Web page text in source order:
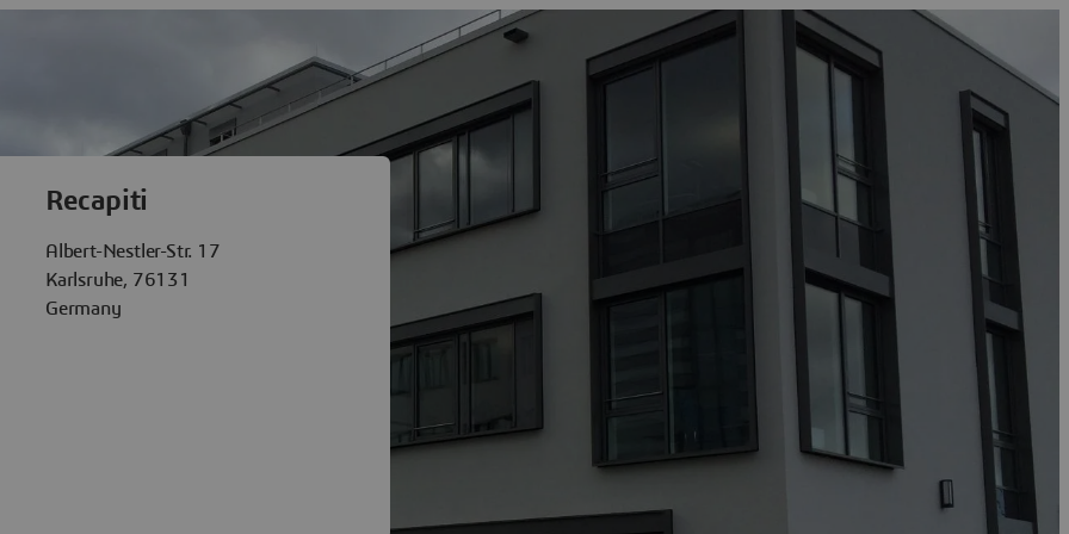
Karlsruhe
Recapiti
Albert-Nestler-Str. 17
Karlsruhe, 76131
Germany